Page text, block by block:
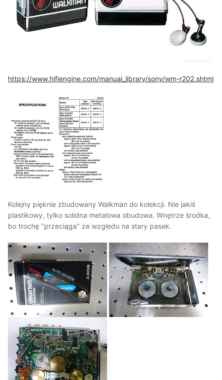
https://www.hifiengine.com/manual_library/sony/wm-r202.shtml
Kolejny pięknie zbudowany Walkman do kolekcji. Nie jakiś
plastikowy, tylko solidna metalowa obudowa. Wnętrze środka,
bo trochę "przeciąga" ze wzgledu na stary pasek.